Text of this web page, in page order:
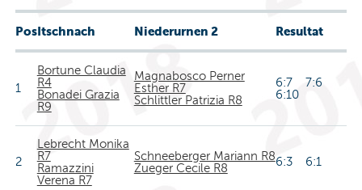
PosItschnach Niederurnen 2 Resultat
1
Bortune Claudia
R4
Bonadei Grazia
R9
Magnabosco Perner
Esther R7
Schlittler Patrizia R8
6:7 7:6
6:10
2
Lebrecht Monika
R7
Ramazzini
Verena R7
Schneeberger Mariann R8
Zueger Cecile R8
6:3 6:1